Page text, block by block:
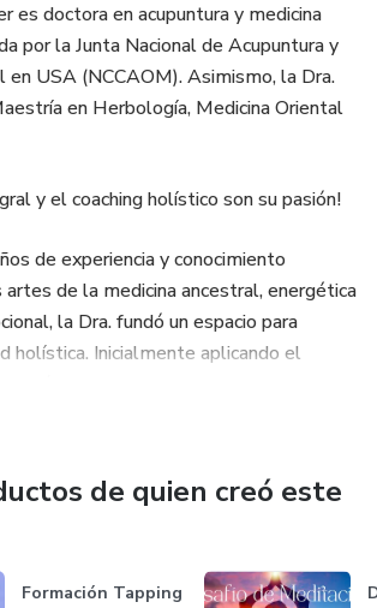
es doctora en acupuntura y medicina
por la Junta Nacional de Acupuntura y
en USA (NCCAOM). Asimismo, la Dra.
en Herbología, Medicina Oriental
y el coaching holístico son su pasión!
de experiencia y conocimiento
artes de la medicina ancestral, energética
la Dra. fundó un espacio para
holística. Inicialmente aplicando el
acupuntura, tappintre otras
ofrece sesiones individualizadas o
en persona en su clínica en
línea. Su propósito es ayudar a las
de quien creó este
Formación Tapping